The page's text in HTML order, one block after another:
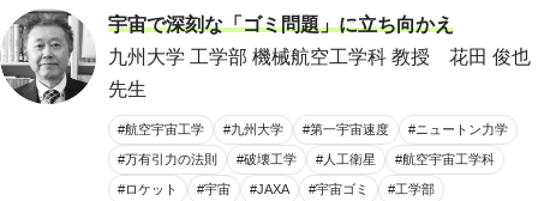
宇宙で深刻な「ゴミ問題」に立ち向かえ
九州大学 工学部 機械航空工学科 教授 花田 俊也
先生
#航空宇宙工学 #九州大学 #第一宇宙速度 #ニュートン力学
#万有引力の法則 #破壊工学 #人工衛星 #航空宇宙工学科
#ロケット #宇宙 #JAXA #宇宙ゴミ #工学部